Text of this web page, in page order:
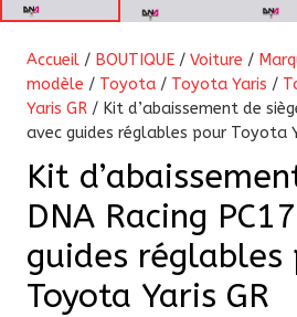
Accueil / BOUTIQUE / Voiture /
modèle / Toyota / Toyota Yaris /
Yaris GR / Kit d’abaissement de
avec guides réglables pour Toyota
Kit
DNA Racing
guides réglables
Toyota Yaris GR